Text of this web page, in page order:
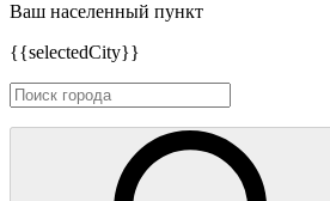
Ваш населенный пункт
{{selectedCity}}